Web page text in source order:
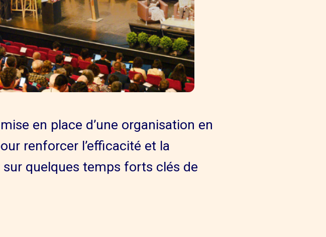
en place d’une organisation en
renforcer l’efficacité et la
quelques temps forts clés de